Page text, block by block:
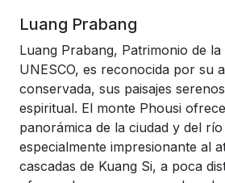
Luang Prabang
Luang Prabang, Patrimonio de
UNESCO, es reconocida por su
conservada, sus paisajes
espiritual. El monte Phousi
panorámica de la ciudad y del
especialmente impresionante al
cascadas de Kuang Si, a poca